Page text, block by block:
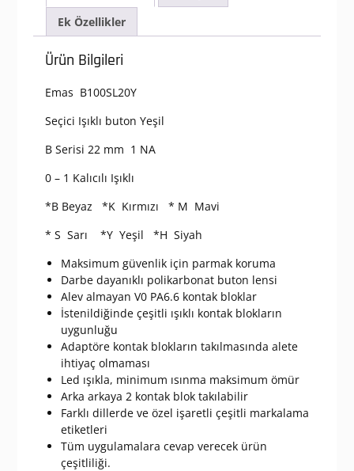
Seçici
Kalıcı
Işıklı
mm
Buton
adet
Ek Özellikler
Ürün Bilgileri
Emas B100SL20Y
Seçici Işıklı buton Yeşil
B Serisi 22 mm 1 NA
0 – 1 Kalıcılı Işıklı
*B Beyaz *K Kırmızı * M Mavi
* S Sarı *Y Yeşil *H Siyah
Maksimum güvenlik için parmak koruma
Darbe dayanıklı polikarbonat buton lensi
Alev almayan V0 PA6.6 kontak bloklar
İstenildiğinde çeşitli ışıklı kontak blokların
uygunluğu
Adaptöre kontak blokların takılmasında alete
ihtiyaç olmaması
Led ışıkla, minimum ısınma maksimum ömür
Arka arkaya 2 kontak blok takılabilir
Farklı dillerde ve özel işaretli çeşitli markalama
etiketleri
Tüm uygulamalara cevap verecek ürün
çeşitliliği.